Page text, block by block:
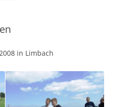
in Limbach